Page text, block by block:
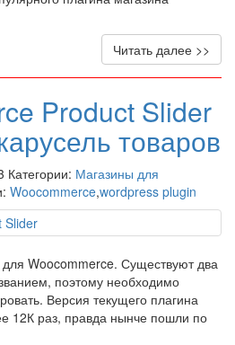
Читать далее >>
Product Slider
товаров
Категории: Магазины для
Woocommerce,wordpress plugin
Woocommerce. Существуют два
поэтому необходимо
Версия текущего плагина
12К раз, правда нынче пошли по